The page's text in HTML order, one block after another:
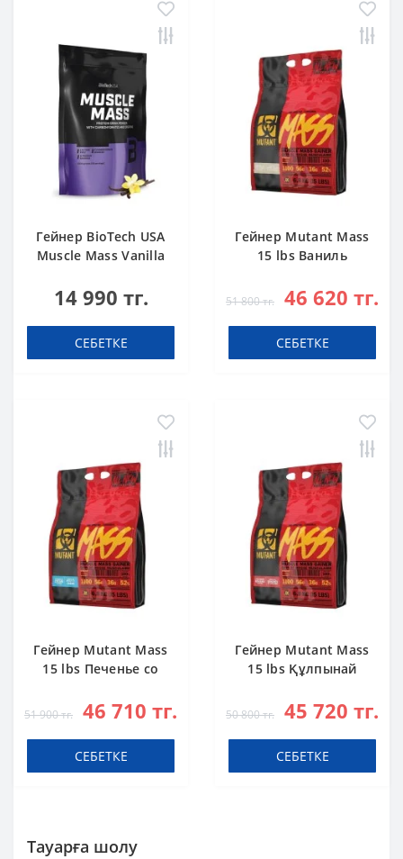
Гейнер BioTech USA
Muscle Mass Vanilla
14 990 тг.
СЕБЕТКЕ
Гейнер Mutant Mass
15 lbs Ваниль
51 800 тг. 46 620 тг.
СЕБЕТКЕ
Гейнер Mutant Mass
15 lbs Печенье со
51 900 тг. 46 710 тг.
СЕБЕТКЕ
Гейнер Mutant Mass
15 lbs Құлпынай
50 800 тг. 45 720 тг.
СЕБЕТКЕ
Тауарға шолу